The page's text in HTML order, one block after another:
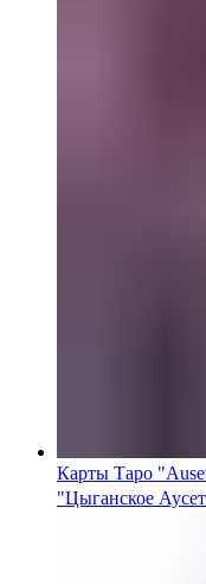
Карты Таро
"Цыганское